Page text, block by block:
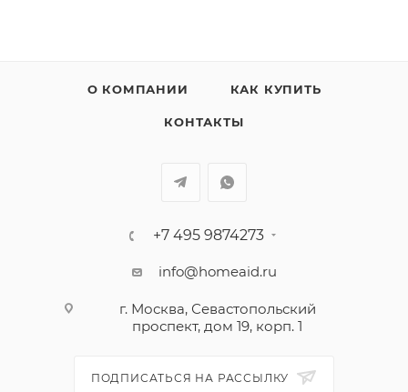
О КОМПАНИИ КАК КУПИТЬ
КОНТАКТЫ
+7 495 9874273
info@homeaid.ru
г. Москва, Севастопольский
проспект, дом 19, корп. 1
ПОДПИСАТЬСЯ НА РАССЫЛКУ